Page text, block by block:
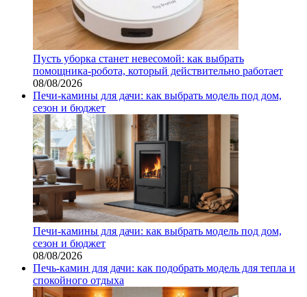
Пусть уборка станет невесомой: как выбрать
помощника‑робота, который действительно работает
08/08/2026
Печи-камины для дачи: как выбрать модель под дом,
сезон и бюджет
Печи-камины для дачи: как выбрать модель под дом,
сезон и бюджет
08/08/2026
Печь-камин для дачи: как подобрать модель для тепла и
спокойного отдыха